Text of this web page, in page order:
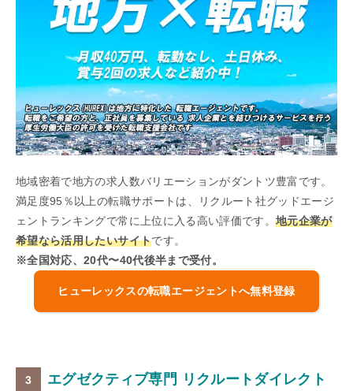
地域密着で地方の求人数バリエーションがダントツ豊富です。
満足度95％以上の転職サポートは、リクルート社グッドエージ
ェントランキングで常に上位に入る高い評価です。地元企業が
希望なら活用したいサイトです。
※全国対応、20代〜40代後半まで受付。
ヒューレックスの転職エージェントへ無料登録
エグゼクティブ専門 リクルートダイレクト